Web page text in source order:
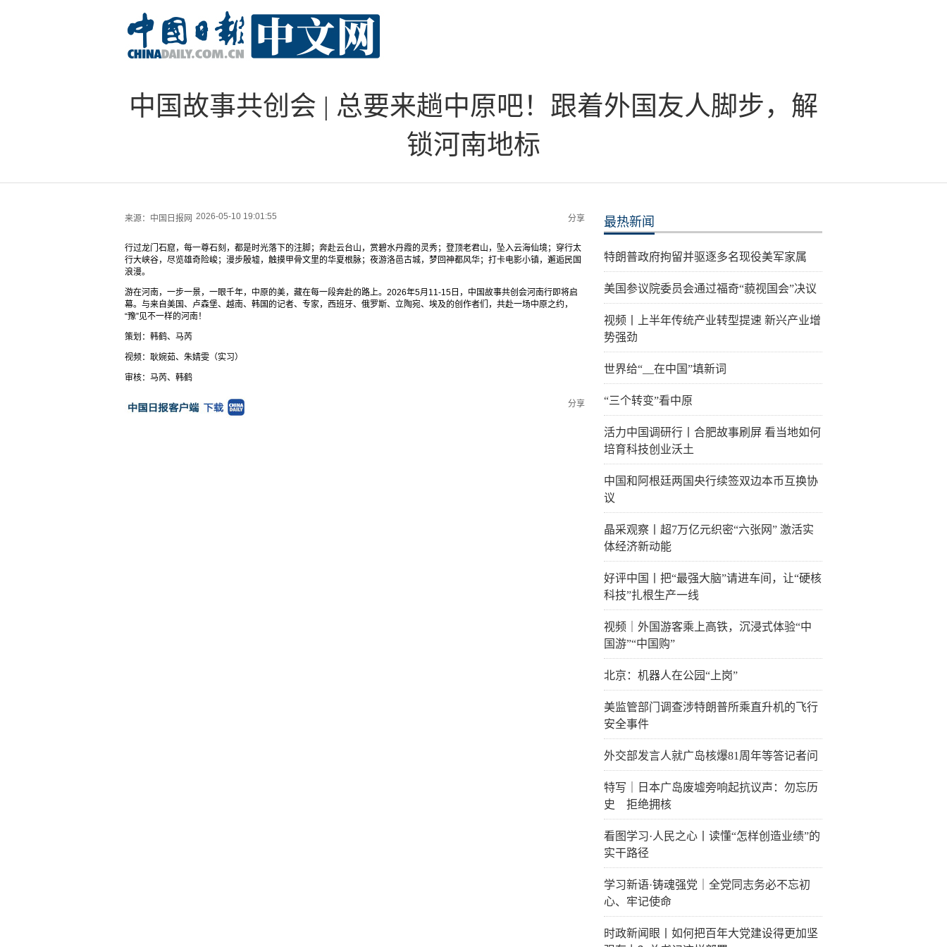
中国故事共创会 | 总要来趟中原吧！跟着外国友人脚步，解
锁河南地标
来源： 中国日报网 2026-05-10 19:01:55 分享
行过龙门石窟，每一尊石刻，都是时光落下的注脚；奔赴云台山，赏碧水丹霞的灵秀；登顶老君山，坠入云海仙境；穿行太
行大峡谷，尽览雄奇险峻；漫步殷墟，触摸甲骨文里的华夏根脉；夜游洛邑古城，梦回神都风华；打卡电影小镇，邂逅民国
浪漫。
游在河南，一步一景，一眼千年，中原的美，藏在每一段奔赴的路上。2026年5月11-15日，中国故事共创会河南行即将启
幕。与来自美国、卢森堡、越南、韩国的记者、专家，西班牙、俄罗斯、立陶宛、埃及的创作者们，共赴一场中原之约，
“豫”见不一样的河南！
策划：韩鹤、马芮
视频：耿婉茹、朱婧雯（实习）
审核：马芮、韩鹤
分享
最热新闻
特朗普政府拘留并驱逐多名现役美军家属
美国参议院委员会通过福奇“藐视国会”决议
视频丨上半年传统产业转型提速 新兴产业增
势强劲
世界给“__在中国”填新词
“三个转变”看中原
活力中国调研行丨合肥故事刷屏 看当地如何
培育科技创业沃土
中国和阿根廷两国央行续签双边本币互换协
议
晶采观察丨超7万亿元织密“六张网” 激活实
体经济新动能
好评中国丨把“最强大脑”请进车间，让“硬核
科技”扎根生产一线
视频｜外国游客乘上高铁，沉浸式体验“中
国游”“中国购”
北京：机器人在公园“上岗”
美监管部门调查涉特朗普所乘直升机的飞行
安全事件
外交部发言人就广岛核爆81周年等答记者问
特写｜日本广岛废墟旁响起抗议声：勿忘历
史 拒绝拥核
看图学习·人民之心丨读懂“怎样创造业绩”的
实干路径
学习新语·铸魂强党｜全党同志务必不忘初
心、牢记使命
时政新闻眼丨如何把百年大党建设得更加坚